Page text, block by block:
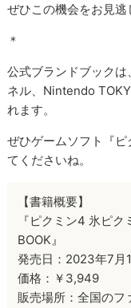
ぜひこの機会をお見逃
＊
公式ブランドブック
ネル、Nintendo
れます。
ぜひゲームソフト『
てくださいね。
【書籍概要】
『ピクミン4 氷ピ
BOOK』
発売日：2023年7月
価格：￥3,949
販売場所：全国のフ